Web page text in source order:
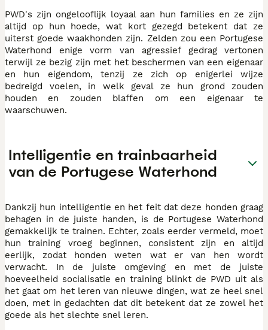
PWD's zijn ongelooflijk loyaal aan hun families en ze zijn
altijd op hun hoede, wat kort gezegd betekent dat ze
uiterst goede waakhonden zijn. Zelden zou een Portugese
Waterhond enige vorm van agressief gedrag vertonen
terwijl ze bezig zijn met het beschermen van een eigenaar
en hun eigendom, tenzij ze zich op enigerlei wijze
bedreigd voelen, in welk geval ze hun grond zouden
houden en zouden blaffen om een eigenaar te
waarschuwen.
Intelligentie en trainbaarheid
van de Portugese Waterhond
Dankzij hun intelligentie en het feit dat deze honden graag
behagen in de juiste handen, is de Portugese Waterhond
gemakkelijk te trainen. Echter, zoals eerder vermeld, moet
hun training vroeg beginnen, consistent zijn en altijd
eerlijk, zodat honden weten wat er van hen wordt
verwacht. In de juiste omgeving en met de juiste
hoeveelheid socialisatie en training blinkt de PWD uit als
het gaat om het leren van nieuwe dingen, wat ze heel snel
doen, met in gedachten dat dit betekent dat ze zowel het
goede als het slechte snel leren.